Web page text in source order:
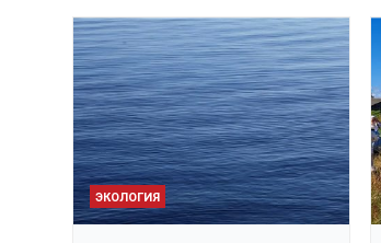
ЭКОЛОГИЯ